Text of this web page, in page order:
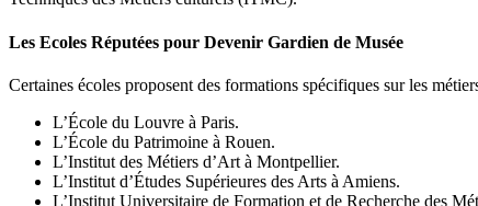
Les Ecoles Réputées pour Devenir Gardien de Musée
Certaines écoles proposent des formations spécifiques sur les
L’École du Louvre à Paris.
L’École du Patrimoine à Rouen.
L’Institut des Métiers d’Art à Montpellier.
L’Institut d’Études Supérieures des Arts à Amiens.
L’Institut Universitaire de Formation et de Recherche des